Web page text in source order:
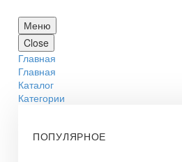
Меню
Close
Главная
Главная
Каталог
Категории
ПОПУЛЯРНОЕ